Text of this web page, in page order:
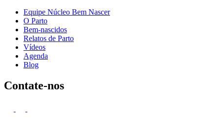
Equipe Núcleo Bem Nascer
O Parto
Bem-nascidos
Relatos de Parto
Vídeos
Agenda
Blog
Contate-nos